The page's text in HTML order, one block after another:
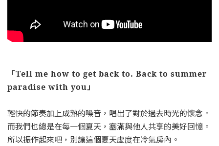
「Tell me how to get back to. Back to summer
paradise with you」
輕快的節奏加上成熟的嗓音，唱出了對於過去時光的懷念。
而我們也總是在每一個夏天，塞滿與他人共享的美好回憶。
所以振作起來吧，別讓這個夏天虛度在冷氣房內。